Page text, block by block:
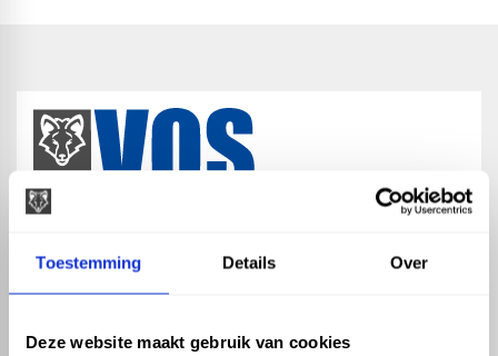
Toestemming Details Over
Deze website maakt gebruik van cookies
phone_enabled +31 416 75 02 55
mail info@vosproducts.nl